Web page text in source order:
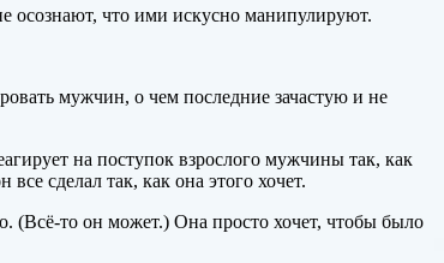
осознают, что ими искусно манипулируют.
мужчин, о чем последние зачастую и не
на поступок взрослого мужчины так, как
все сделал так, как она этого хочет.
(Всё-то он может.) Она просто хочет, чтобы было